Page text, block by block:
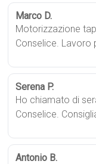
Marco D.
Motorizzazione
Conselice. Lavoro
Serena P.
Ho chiamato di
Conselice.
Antonio B.